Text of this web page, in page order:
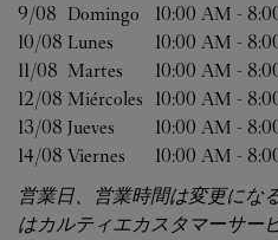
9/08 Domingo 10:00 AM -
10/08 Lunes 10:00 AM -
11/08 Martes 10:00 AM -
12/08 Miércoles 10:00 AM -
13/08 Jueves 10:00 AM -
14/08 Viernes 10:00 AM -
営業日、営業時間は変更にな
はカルティエカスタマーサー